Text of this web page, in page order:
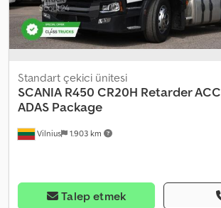
Vilnius 1.903 km
Standart çekici ünitesi
SCANIA R450 CR20H Retarder ACC
ADAS Package
Talep etmek